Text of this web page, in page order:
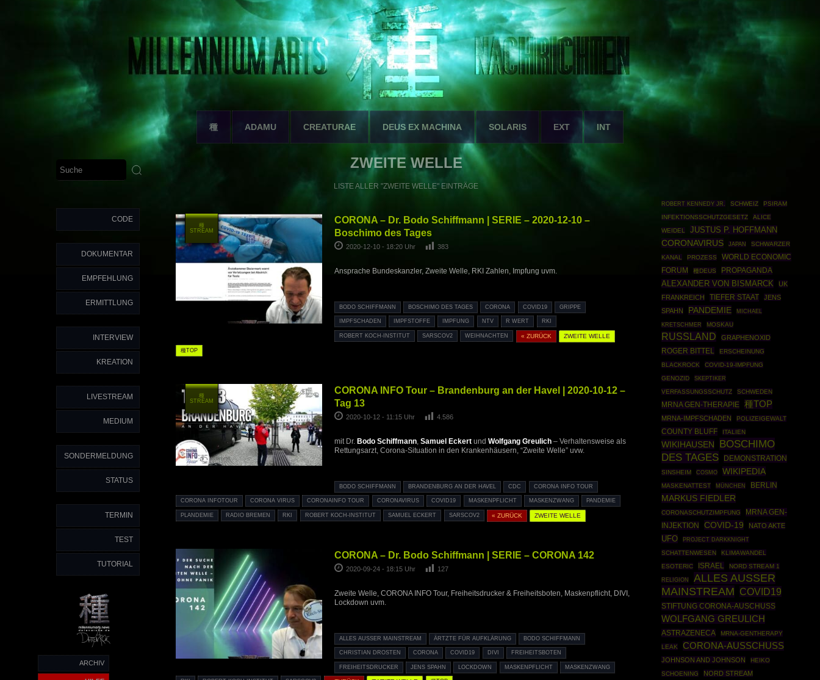
種 ADAMU CREATURAE DEUS EX MACHINA SOLARIS EXT INT
CODE
DOKUMENTAR
EMPFEHLUNG
ERMITTLUNG
INTERVIEW
KREATION
LIVESTREAM
MEDIUM
SONDERMELDUNG
STATUS
TERMIN
TEST
TUTORIAL
ARCHIV
ZWEITE WELLE
LISTE ALLER "ZWEITE WELLE" EINTRÄGE
CORONA – Dr. Bodo Schiffmann | SERIE – 2020-12-10 –
Boschimo des Tages
2020-12-10 - 18:20 Uhr 383
Ansprache Bundeskanzler, Zweite Welle, RKI Zahlen, Impfung uvm.
BODO SCHIFFMANN BOSCHIMO DES TAGES CORONA COVID19 GRIPPE
IMPFSCHADEN IMPFSTOFFE IMPFUNG NTV R WERT RKI
ROBERT KOCH-INSTITUT SARSCOV2 WEIHNACHTEN « ZURÜCK ZWEITE WELLE
種
STREAM
種TOP
CORONA INFO Tour – Brandenburg an der Havel | 2020-10-12 –
Tag 13
2020-10-12 - 11:15 Uhr 4.586
mit Dr. Bodo Schiffmann, Samuel Eckertund Wolfgang Greulich– Verhaltensweise als
Rettungsarzt, Corona-Situation in den Krankenhäusern, “Zweite Welle” uvw.
BODO SCHIFFMANN BRANDENBURG AN DER HAVEL CDC CORONA INFO TOUR
CORONA INFOTOUR CORONA VIRUS CORONAINFO TOUR CORONAVIRUS COVID19 MASKENPFLICHT MASKENZWANG PANDEMIE
PLANDEMIE RADIO BREMEN RKI ROBERT KOCH-INSTITUT SAMUEL ECKERT SARSCOV2 « ZURÜCK ZWEITE WELLE
種
STREAM
CORONA – Dr. Bodo Schiffmann | SERIE – CORONA 142
2020-09-24 - 18:15 Uhr 127
Zweite Welle, CORONA INFO Tour, Freiheitsdrucker & Freiheitsboten, Maskenpflicht, DIVI,
Lockdown uvm.
ALLES AUSSER MAINSTREAM ÄRTZTE FÜR AUFKLÄRUNG BODO SCHIFFMANN
CHRISTIAN DROSTEN CORONA COVID19 DIVI FREIHEITSBOTEN
FREIHEITSDRUCKER JENS SPAHN LOCKDOWN MASKENPFLICHT MASKENZWANG
ROBERT KENNEDY JR. SCHWEIZ
PSIRAM
INFEKTIONSSCHUTZGESETZ
ALICE
WEIDEL
JUSTUS P. HOFFMANN
CORONAVIRUS JAPAN
SCHWARZER
KANAL
PROZESS
WORLD ECONOMIC
FORUM
種DEUS PROPAGANDA
ALEXANDER VON BISMARCK
UK
FRANKREICH
TIEFER STAAT
JENS
SPAHN
PANDEMIE MICHAEL
KRETSCHMER MOSKAU
RUSSLAND GRAPHENOXID
ROGER BITTEL
ERSCHEINUNG
BLACKROCK
COVID-19-IMPFUNG
GENOZID
SKEPTIKER
VERFASSUNGSSCHUTZ
SCHWEDEN
MRNA GEN-THERAPIE 種TOP
MRNA-IMPFSCHADEN POLIZEIGEWALT
COUNTY BLUFF ITALIEN
WIKIHAUSEN
BOSCHIMO
DES TAGES
DEMONSTRATION
SINSHEIM COSMO WIKIPEDIA
MASKENATTEST MÜNCHEN BERLIN
MARKUS FIEDLER
CORONASCHUTZIMPFUNG
MRNA GEN-
INJEKTION
COVID-19 NATO AKTE
UFO
PROJECT DARKKNIGHT
SCHATTENWESEN
KLIMAWANDEL
ESOTERIC
ISRAEL NORD STREAM 1
RELIGION
ALLES AUSSER
MAINSTREAM COVID19
STIFTUNG CORONA-AUSCHUSS
WOLFGANG GREULICH
ASTRAZENECA
MRNA-GENTHERAPY
LEAK
CORONA-AUSSCHUSS
JOHNSON AND JOHNSON
HEIKO
SCHOENING
NORD STREAM